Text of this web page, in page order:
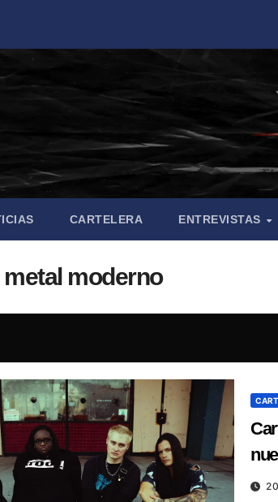
CARTELERA ENTREVISTAS
metal moderno